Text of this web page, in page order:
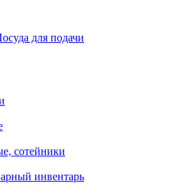
для подачи
сотейники
инвентарь